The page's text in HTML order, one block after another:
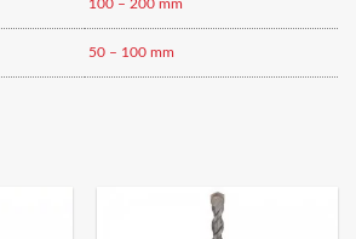
100 – 200 mm
50 – 100 mm